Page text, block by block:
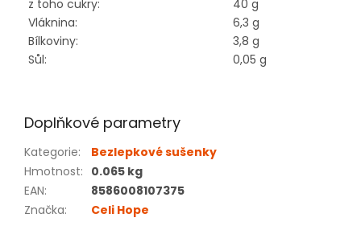
z toho cukry:
40 g
Vláknina:
6,3 g
Bílkoviny:
3,8 g
Sůl:
0,05 g
Doplňkové parametry
Kategorie:
Bezlepkové sušenky
Hmotnost: 0.065 kg
EAN:
8586008107375
Značka: Celi Hope